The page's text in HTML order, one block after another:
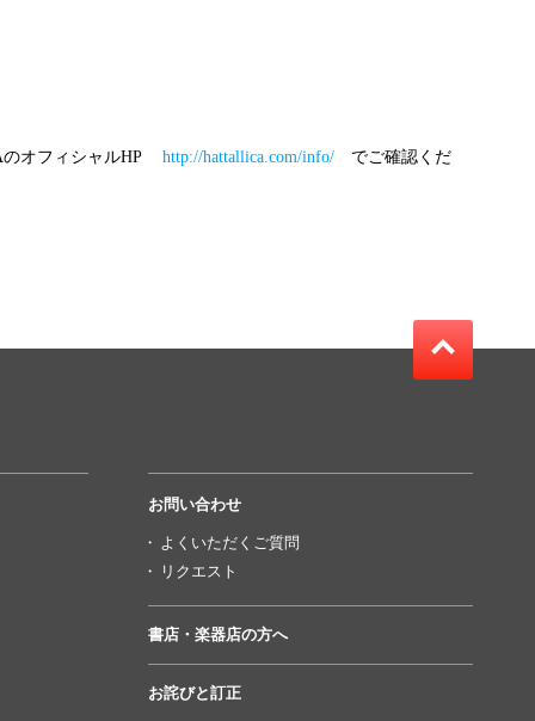
のオフィシャルHP http://hattallica.com/info/でご確認くだ
お問い合わせ
よくいただくご質問
リクエスト
書店・楽器店の方へ
お詫びと訂正